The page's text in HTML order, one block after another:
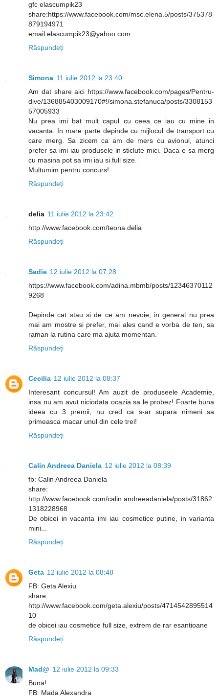
gfc elascumpik23
share:https://www.facebook.com/msc.elena.5/posts/375378
879194971
email elascumpik23@yahoo.com
Răspundeți
Simona 11 iulie 2012 la 23:40
Am dat share aici https://www.facebook.com/pages/Pentru-
dive/136885403009170#!/simona.stefanuca/posts/3308153
57005933
Nu prea imi bat mult capul cu ceea ce iau cu mine in
vacanta. In mare parte depinde cu mijlocul de transport cu
care merg. Sa zicem ca am de mers cu avionul, atunci
prefer sa imi iau produsele in sticlute mici. Daca e sa merg
cu masina pot sa imi iau si full size.
Multumim pentru concurs!
Răspundeți
delia 11 iulie 2012 la 23:42
http://www.facebook.com/teona.delia
Răspundeți
Sadie 12 iulie 2012 la 07:28
https://www.facebook.com/adina.mbmb/posts/12346370112
9268
Depinde cat stau si de ce am nevoie, in general nu prea
mai am mostre si prefer, mai ales cand e vorba de ten, sa
raman la rutina care ma ajuta momentan.
Răspundeți
Cecilia 12 iulie 2012 la 08:37
Interesant concursul! Am auzit de produseele Academie,
insa nu am avut niciodata ocazia sa le probez! Foarte buna
ideea cu 3 premii, nu cred ca s-ar supara nimeni sa
primeasca macar unul din cele trei!
Răspundeți
Calin Andreea Daniela 12 iulie 2012 la 08:39
fb: Calin Andreea Daniela
share:
http://www.facebook.com/calin.andreeadaniela/posts/31862
1318228968
De obicei in vacanta imi iau cosmetice putine, in varianta
mini...
Răspundeți
Geta 12 iulie 2012 la 08:48
FB: Geta Alexiu
share:
http://www.facebook.com/geta.alexiu/posts/4714542895514
10
de obicei iau cosmetice full size, extrem de rar esantioane
Răspundeți
Mad@ 12 iulie 2012 la 09:33
Buna!
FB: Mada Alexandra